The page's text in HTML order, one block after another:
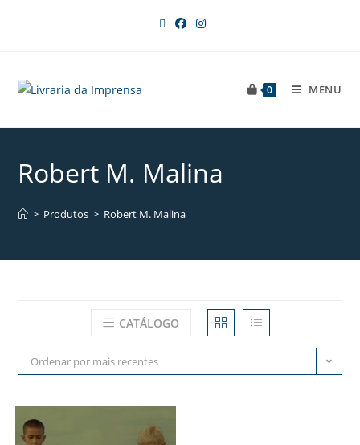
0 MENU
Robert M. Malina
> Produtos > Robert M. Malina
CATÁLOGO
Ordenar por mais recentes